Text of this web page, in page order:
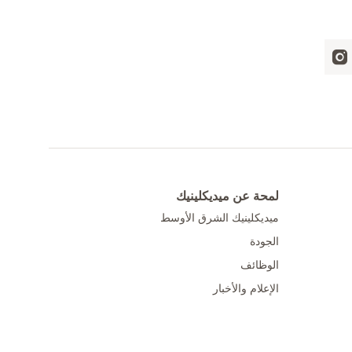
لمحة عن ميديكلينيك
ميديكلينيك الشرق الأوسط
الجودة
الوظائف
الإعلام والأخبار